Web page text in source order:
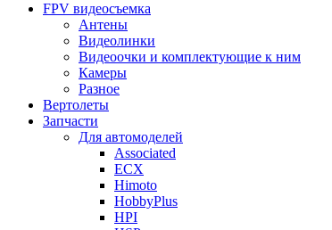
FPV видеосъемка
Антены
Видеолинки
Видеоочки и комплектующие к ним
Камеры
Разное
Вертолеты
Запчасти
Для автомоделей
Associated
ECX
Himoto
HobbyPlus
HPI